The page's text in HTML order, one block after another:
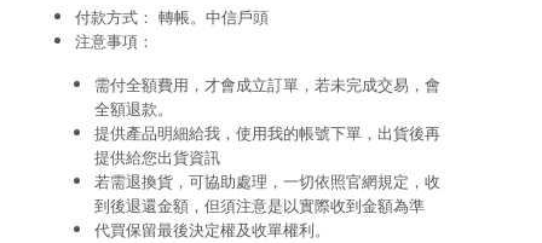
付款方式： 轉帳。中信戶頭
注意事項：
需付全額費用，才會成立訂單，若未完成交易，會
全額退款。
提供產品明細給我，使用我的帳號下單，出貨後再
提供給您出貨資訊
若需退換貨，可協助處理，一切依照官網規定，收
到後退還金額，但須注意是以實際收到金額為準
代買保留最後決定權及收單權利。